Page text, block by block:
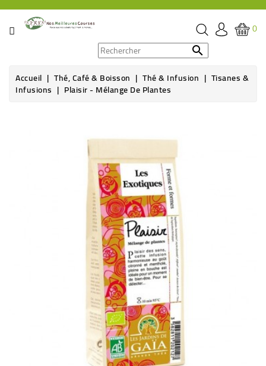
CATÉGORIE
ÉPICERIE
0

Accueil Thé, Café & Boisson Thé & Infusion Tisanes &
Infusions
Plaisir - Mélange De Plantes